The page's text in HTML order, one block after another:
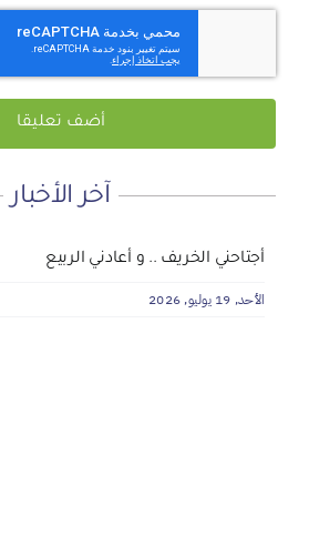
آخر الأخبار
أجتاحني الخريف .. و أعادني الربيع
الأحد, 19 يوليو, 2026
لماذا نعمل 8 ساعات؟
الجمعة, 3 يوليو, 2026
المنطقة الآمنة
الخميس, 2 يوليو, 2026